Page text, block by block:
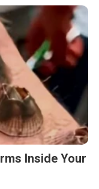
Inside Your